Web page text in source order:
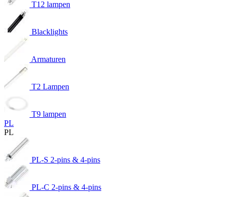
T12 lampen
Blacklights
Armaturen
T2 Lampen
T9 lampen
PL
PL
PL-S 2-pins & 4-pins
PL-C 2-pins & 4-pins